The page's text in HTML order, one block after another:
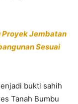
Proyek Jembatan
Sesuai
bukti sahih
Tanah Bumbu